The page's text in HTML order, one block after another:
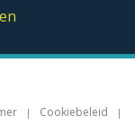
Cookiebeleid